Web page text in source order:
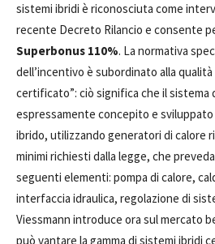
sistemi ibridi è riconosciuta come
recente Decreto Rilancio e consente
Superbonus 110%. La normativa
dell’incentivo è subordinato alla
certificato”: ciò significa che il sistema
espressamente concepito e
ibrido, utilizzando generatori di calore
minimi richiesti dalla legge, che
seguenti elementi: pompa di calore,
interfaccia idraulica, regolazione di
Viessmann introduce ora sul mercato
può vantare la gamma di sistemi ibridi